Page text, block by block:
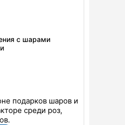
подарков шаров и
среди роз,